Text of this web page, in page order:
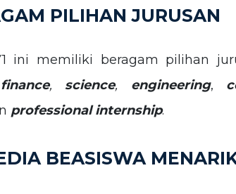
PILIHAN JURUSAN
ini memiliki beragam pilihan
finance, science, engineering,
professional internship.
BEASISWA